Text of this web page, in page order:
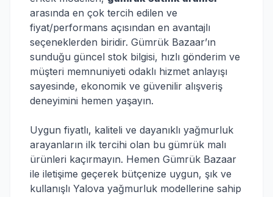
arasında en çok tercih edilen ve
fiyat/performans açısından en avantajlı
seçeneklerden biridir. Gümrük Bazaar’ın
sunduğu güncel stok bilgisi, hızlı gönderim ve
müşteri memnuniyeti odaklı hizmet anlayışı
sayesinde, ekonomik ve güvenilir alışveriş
deneyimini hemen yaşayın.
Uygun fiyatlı, kaliteli ve dayanıklı yağmurluk
arayanların ilk tercihi olan bu gümrük malı
ürünleri kaçırmayın. Hemen Gümrük Bazaar
ile iletişime geçerek bütçenize uygun, şık ve
kullanışlı Yalova yağmurluk modellerine sahip